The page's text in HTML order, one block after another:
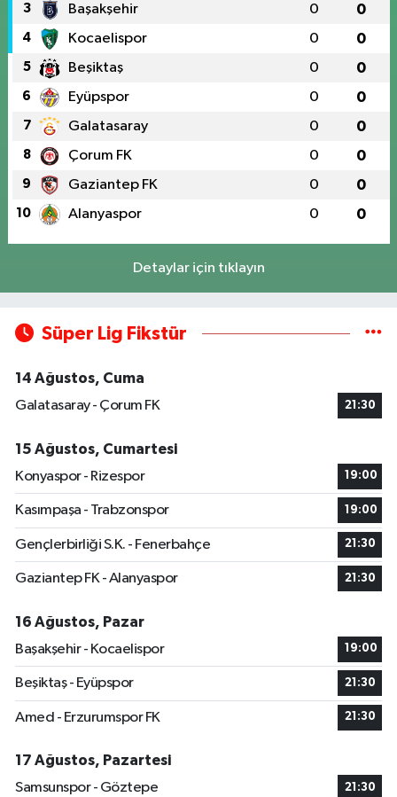
3 Başakşehir 0 0
4 Kocaelispor 0 0
5 Beşiktaş 0 0
6 Eyüpspor 0 0
7 Galatasaray 0 0
8 Çorum FK 0 0
9 Gaziantep FK 0 0
10 Alanyaspor 0 0
Detaylar için tıklayın
Süper Lig Fikstür
14 Ağustos, Cuma
Galatasaray - Çorum FK
21:30
15 Ağustos, Cumartesi
Konyaspor - Rizespor
19:00
Kasımpaşa - Trabzonspor 19:00
Gençlerbirliği S.K. - Fenerbahçe 21:30
Gaziantep FK - Alanyaspor 21:30
16 Ağustos, Pazar
Başakşehir - Kocaelispor
19:00
Beşiktaş - Eyüpspor 21:30
Amed - Erzurumspor FK 21:30
17 Ağustos, Pazartesi
Samsunspor - Göztepe
21:30